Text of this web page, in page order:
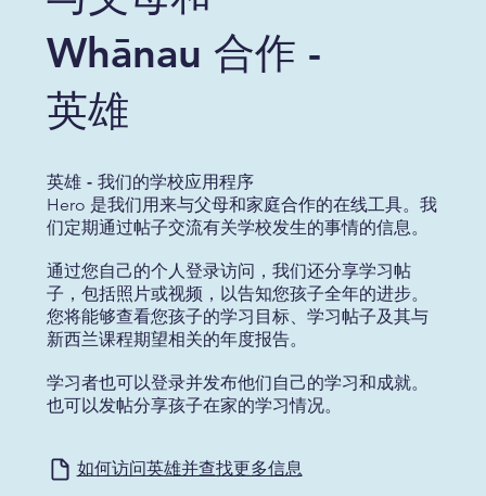
Whānau 合作 -
英雄
英雄 - 我们的学校应用程序
Hero 是我们用来与父母和家庭合作的在线工具。我
们定期通过帖子交流有关学校发生的事情的信息。
通过您自己的个人登录访问，我们还分享学习帖
子，包括照片或视频，以告知您孩子全年的进步。
您将能够查看您孩子的学习目标、学习帖子及其与
新西兰课程期望相关的年度报告。
学习者也可以登录并发布他们自己的学习和成就。
也可以发帖分享孩子在家的学习情况。
如何访问英雄并查找更多信息